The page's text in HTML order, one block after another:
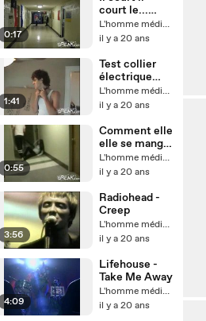
0:17
court le...
cochon.
L'homme médiatik
il y a 20 ans
1:41
Test collier
électrique
pour chiens L'homme médiatik
il y a 20 ans
0:55
Comment elle
elle se mange
le mur !!
L'homme médiatik
il y a 20 ans
3:56
Radiohead -
Creep
L'homme médiatik
il y a 20 ans
4:09
Lifehouse -
Take Me Away
L'homme médiatik
il y a 20 ans